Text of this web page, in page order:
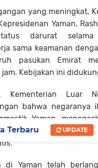
yang meningkat,
Yaman,
darurat
sama keamanan
pasukan Emirat
jam. Kebijakan ini
Kementerian Luar
bahwa negaranya
Yaman,
tidak memasok
di Yaman telah
Terbaru UPDATE